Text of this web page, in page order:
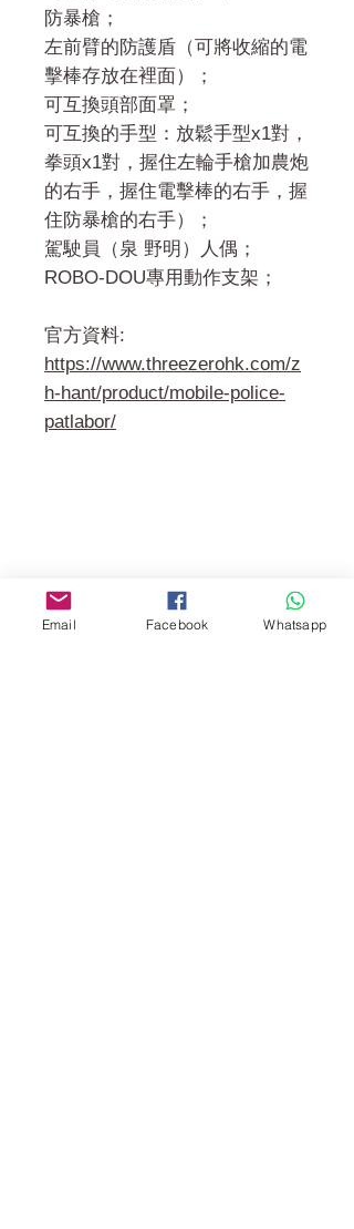
防暴槍；
左前臂的防護盾（可將收縮的電
擊棒存放在裡面）；
可互換頭部面罩；
可互換的手型：放鬆手型x1對，
拳頭x1對，握住左輪手槍加農炮
的右手，握住電擊棒的右手，握
住防暴槍的右手）；
駕駛員（泉 野明）人偶；
ROBO-DOU專用動作支架；
官方資料:
https://www.threezerohk.com/z
h-hant/product/mobile-police-
patlabor/
油麻地彌敦道534-538
現時點
Email Facebook Whatsapp